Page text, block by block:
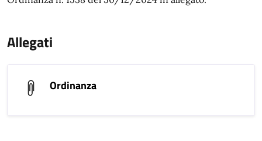
Allegati
Ordinanza